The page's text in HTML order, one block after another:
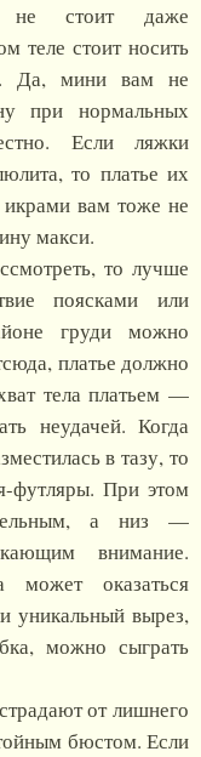
не стоит даже
теле стоит носить
Да, мини вам не
при нормальных
Если ляжки
то платье их
вам тоже не
макси.
то лучше
поясками или
груди можно
платье должно
тела платьем —
неудачей. Когда
в тазу, то
футляры. При этом
а низ —
внимание.
оказаться
уникальный вырез,
можно сыграть
от лишнего
бюстом. Если